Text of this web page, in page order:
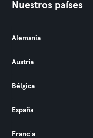
Nuestros países
Alemania
Austria
Bélgica
España
Francia